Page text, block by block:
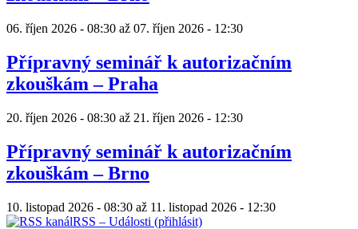
06. říjen 2026 - 08:30 až 07. říjen 2026 - 12:30
Přípravný seminář k autorizačním
zkouškám – Praha
20. říjen 2026 - 08:30 až 21. říjen 2026 - 12:30
Přípravný seminář k autorizačním
zkouškám – Brno
10. listopad 2026 - 08:30 až 11. listopad 2026 - 12:30
RSS – Události (přihlásit)